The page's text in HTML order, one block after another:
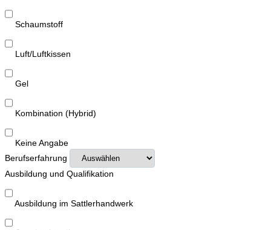
Schaumstoff
Luft/Luftkissen
Gel
Kombination (Hybrid)
Keine Angabe
Berufserfahrung
Ausbildung und Qualifikation
Ausbildung im Sattlerhandwerk